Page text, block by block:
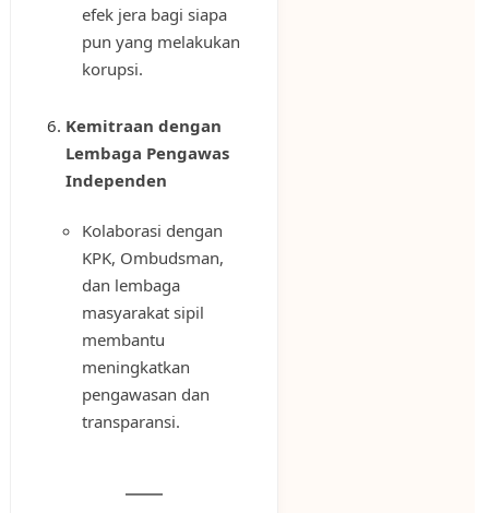
efek jera bagi siapa
pun yang melakukan
korupsi.
Kemitraan dengan
Lembaga Pengawas
Independen
Kolaborasi dengan
KPK, Ombudsman,
dan lembaga
masyarakat sipil
membantu
meningkatkan
pengawasan dan
transparansi.